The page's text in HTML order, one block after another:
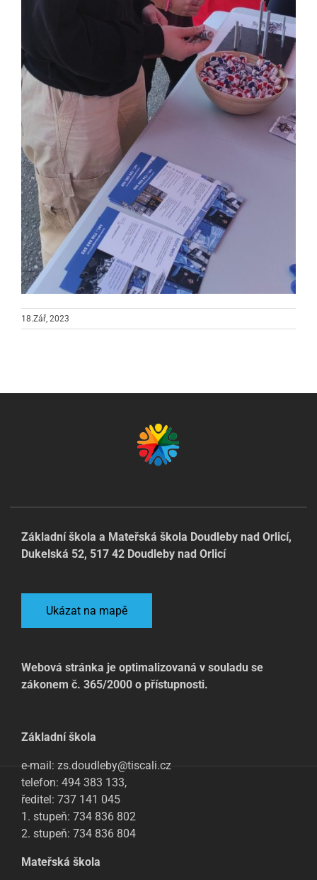
18.Zář, 2023
Základní škola a Mateřská škola Doudleby nad Orlicí,
Dukelská 52, 517 42 Doudleby nad Orlicí
Ukázat na mapě
Webová stránka je optimalizovaná v souladu se
zákonem č. 365/2000 o přístupnosti.
Základní škola
e-mail: zs.doudleby@tiscali.cz
telefon: 494 383 133,
ředitel: 737 141 045
1. stupeň: 734 836 802
2. stupeň: 734 836 804
Mateřská škola